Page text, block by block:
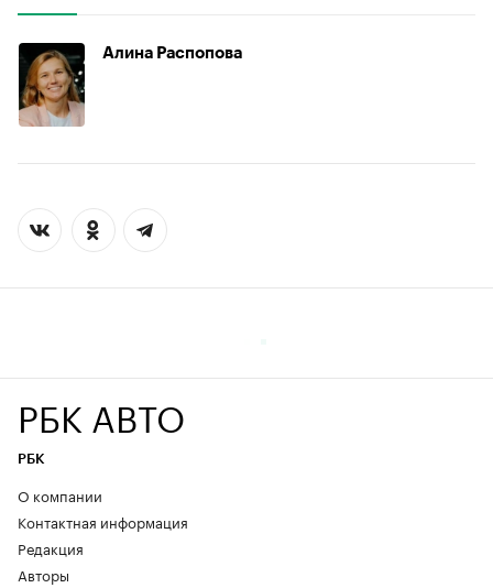
Алина Распопова
РБК АВТО
РБК
О компании
Контактная информация
Редакция
Авторы